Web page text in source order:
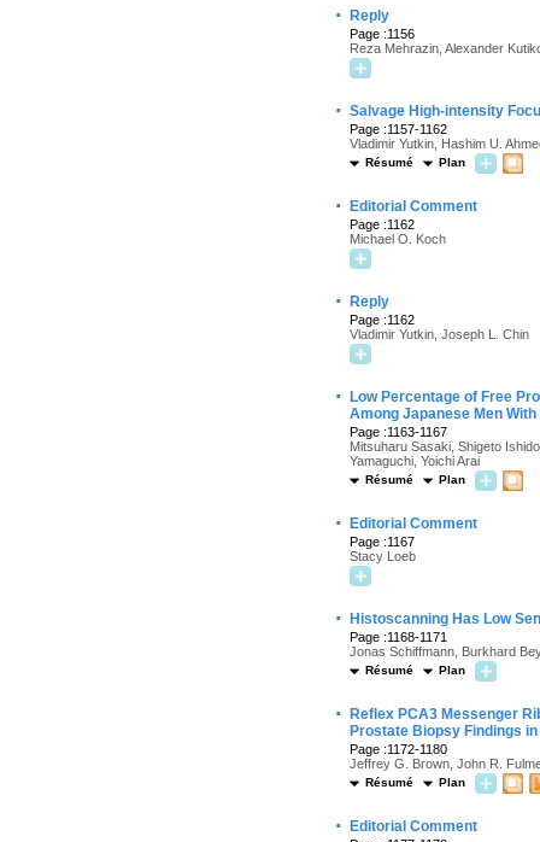
· Reply
Page :1156
Reza Mehrazin, Alexander
· Salvage High-intensity
Page :1157-1162
Vladimir Yutkin, Hashim U.
Résumé Plan
· Editorial Comment
Page :1162
Michael O. Koch
· Reply
Page :1162
Vladimir Yutkin, Joseph L. Chin
·
Low Percentage of Free
Among Japanese Men
Page :1163-1167
Mitsuharu Sasaki, Shigeto
Yamaguchi, Yoichi Arai
Résumé Plan
· Editorial Comment
Page :1167
Stacy Loeb
· Histoscanning Has Low
Page :1168-1171
Jonas Schiffmann, Burkhard
Résumé Plan
·
Reflex PCA3 Messenger
Prostate Biopsy Findings
Page :1172-1180
Jeffrey G. Brown, John R.
Résumé Plan
· Editorial Comment